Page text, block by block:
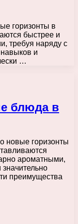
горизонты в
быстрее и
требуя наряду с
и
…
блюда в
новые горизонты
ароматными,
значительно
преимущества